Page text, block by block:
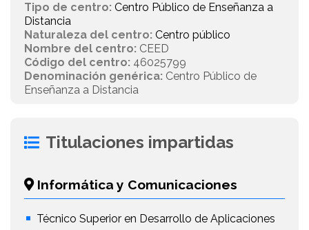
Tipo de centro: Centro Público de Enseñanza a
Distancia
Naturaleza del centro: Centro público
Nombre del centro: CEED
Código del centro: 46025799
Denominación genérica: Centro Público de
Enseñanza a Distancia
Titulaciones impartidas
Informática y Comunicaciones
Técnico Superior en Desarrollo de Aplicaciones